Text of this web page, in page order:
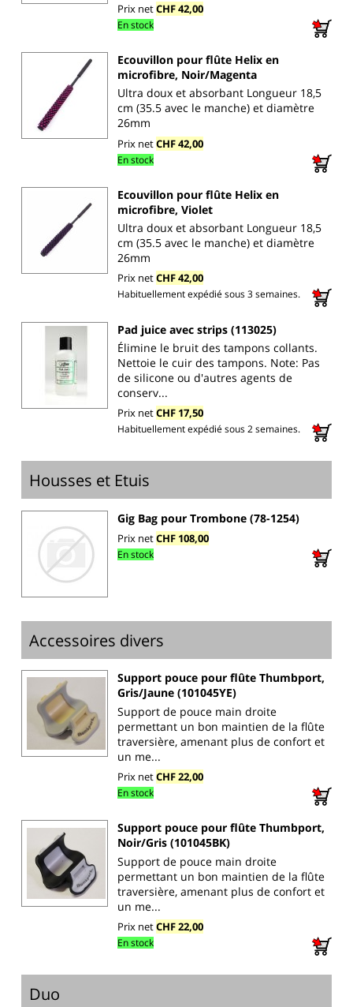
Prix netCHF 42,00
En stock
Ecouvillon pour flûte Helix en
microfibre, Noir/Magenta
Ultra doux et absorbant Longueur 18,5
cm (35.5 avec le manche) et diamètre
26mm
Prix netCHF 42,00
En stock
Ecouvillon pour flûte Helix en
microfibre, Violet
Ultra doux et absorbant Longueur 18,5
cm (35.5 avec le manche) et diamètre
26mm
Prix netCHF 42,00
Habituellement expédié sous 3 semaines.
Pad juice avec strips (113025)
Élimine le bruit des tampons collants.
Nettoie le cuir des tampons. Note: Pas
de silicone ou d'autres agents de
conserv...
Prix netCHF 17,50
Habituellement expédié sous 2 semaines.
Housses et Etuis
Gig Bag pour Trombone (78-1254)
Prix netCHF 108,00
En stock
Accessoires divers
Support pouce pour flûte Thumbport,
Gris/Jaune (101045YE)
Support de pouce main droite
permettant un bon maintien de la flûte
traversière, amenant plus de confort et
un me...
Prix netCHF 22,00
En stock
Support pouce pour flûte Thumbport,
Noir/Gris (101045BK)
Support de pouce main droite
permettant un bon maintien de la flûte
traversière, amenant plus de confort et
un me...
Prix netCHF 22,00
En stock
Duo